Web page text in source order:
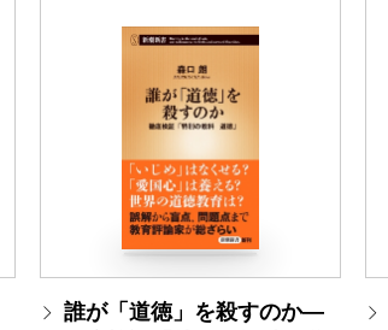
誰が「道徳」を殺すのか―